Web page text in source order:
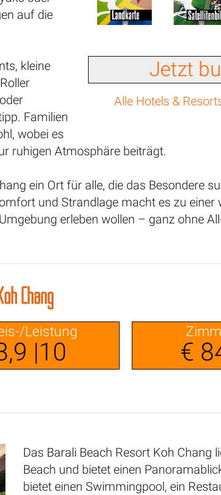
Jetzt
Alle Hotels &
auf die
kleine
Familien
wobei es
ruhigen Atmosphäre beiträgt.
ein Ort für alle, die das Besondere
und Strandlage macht es zu einer
erleben wollen – ganz ohne
Chang
Leistung
|10 €
Das Barali Beach Resort Koh Chang
Beach und bietet einen
bietet einen Swimmingpool, ein